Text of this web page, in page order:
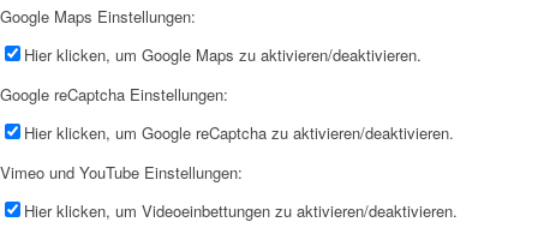
Google Maps Einstellungen:
Hier klicken, um Google Maps zu aktivieren/deaktivieren.
Google reCaptcha Einstellungen:
Hier klicken, um Google reCaptcha zu aktivieren/deaktivieren.
Vimeo und YouTube Einstellungen:
Hier klicken, um Videoeinbettungen zu aktivieren/deaktivieren.